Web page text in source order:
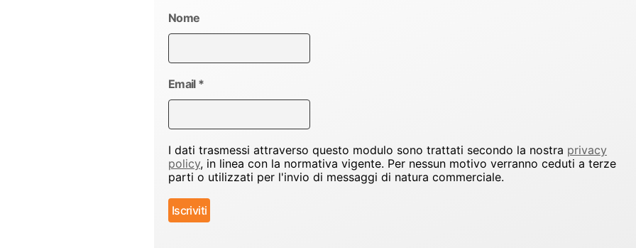
Nome
Email *
I dati trasmessi attraverso questo modulo sono trattati secondo la nostra privacy
policy, in linea con la normativa vigente. Per nessun motivo verranno ceduti a terze
parti o utilizzati per l'invio di messaggi di natura commerciale.